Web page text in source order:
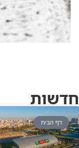
חדשות
דף הבית